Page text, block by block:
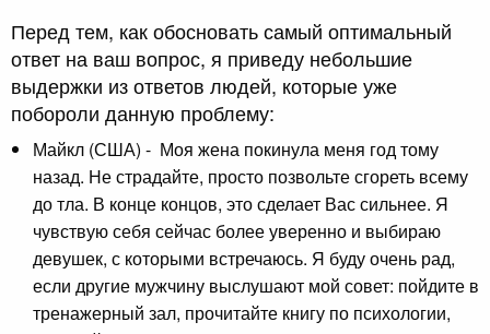
Перед тем, как обосновать самый оптимальный
ответ на ваш вопрос, я приведу небольшие
выдержки из ответов людей, которые уже
побороли данную проблему:
Майкл (США) - Моя жена покинула меня год тому
назад. Не страдайте, просто позвольте сгореть всему
до тла. В конце концов, это сделает Вас сильнее. Я
чувствую себя сейчас более уверенно и выбираю
девушек, с которыми встречаюсь. Я буду очень рад,
если другие мужчину выслушают мой совет: пойдите в
тренажерный зал, прочитайте книгу по психологии,